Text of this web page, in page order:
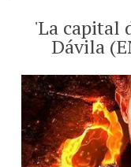
'La capital
Dávila